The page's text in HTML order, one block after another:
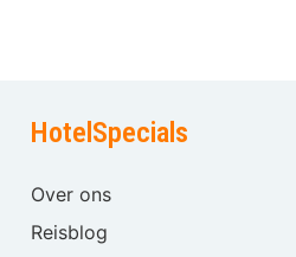
HotelSpecials
Over ons
Reisblog